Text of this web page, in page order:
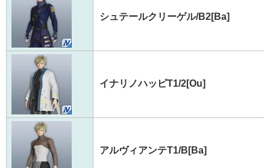
シュテールクリーゲル/B2[Ba]
イナリノハッピT1/2[Ou]
アルヴィアンテT1/B[Ba]